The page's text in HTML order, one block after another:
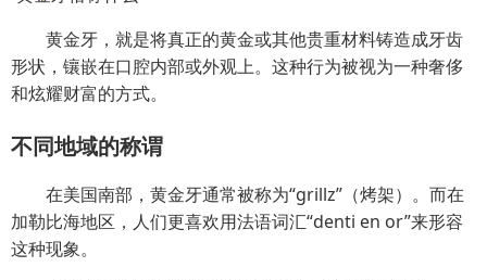
黄金牙，就是将真正的黄金或其他贵重材料铸造成牙齿
形状，镶嵌在口腔内部或外观上。这种行为被视为一种奢侈
和炫耀财富的方式。
不同地域的称谓
在美国南部，黄金牙通常被称为“grillz”（烤架）。而在
加勒比海地区，人们更喜欢用法语词汇“denti en or”来形容
这种现象。